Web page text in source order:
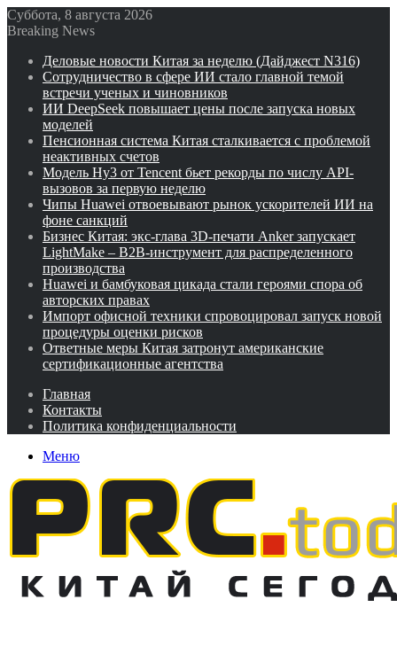
Суббота, 8 августа 2026
Breaking News
Деловые новости Китая за неделю (Дайджест N316)
Сотрудничество в сфере ИИ стало главной темой
встречи ученых и чиновников
ИИ DeepSeek повышает цены после запуска новых
моделей
Пенсионная система Китая сталкивается с проблемой
неактивных счетов
Модель Hy3 от Tencent бьет рекорды по числу API-
вызовов за первую неделю
Чипы Huawei отвоевывают рынок ускорителей ИИ на
фоне санкций
Бизнес Китая: экс-глава 3D-печати Anker запускает
LightMake – B2B-инструмент для распределенного
производства
Huawei и бамбуковая цикада стали героями спора об
авторских правах
Импорт офисной техники спровоцировал запуск новой
процедуры оценки рисков
Ответные меры Китая затронут американские
сертификационные агентства
Главная
Контакты
Политика конфиденциальности
Меню